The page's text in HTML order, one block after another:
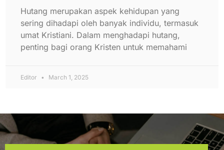
Hutang merupakan aspek kehidupan yang
sering dihadapi oleh banyak individu, termasuk
umat Kristiani. Dalam menghadapi hutang,
penting bagi orang Kristen untuk memahami
Editor March 1, 2025